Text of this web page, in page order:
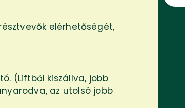
elérhetőségét,
(Liftből kiszállva, jobb
az utolsó jobb